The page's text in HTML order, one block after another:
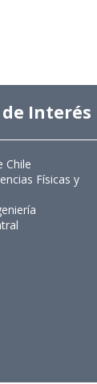
Interés
Chile
Físicas y